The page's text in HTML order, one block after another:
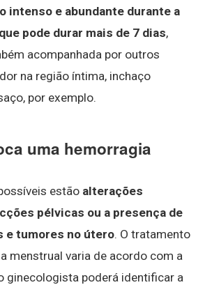
intenso e abundante durante a
pode durar mais de 7 dias,
acompanhada por outros
na região íntima, inchaço
por exemplo.
uma hemorragia
estão alterações
pélvicas ou a presença de
e tumores no útero. O tratamento
menstrual varia de acordo com a
ginecologista poderá identificar a